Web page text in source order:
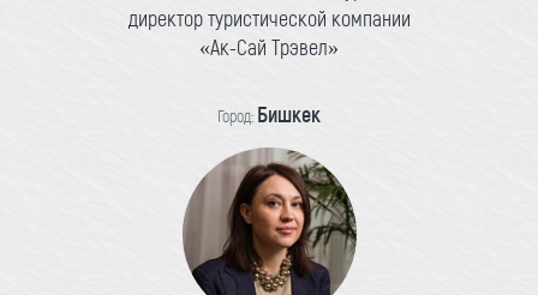
директор туристической компании
«Ак-Сай Трэвел»
Город: Бишкек